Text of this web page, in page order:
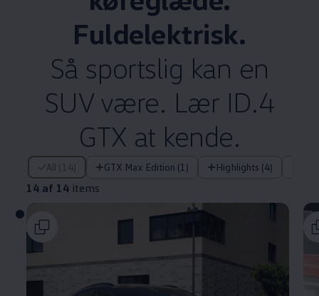
Fuldelektrisk.
Så sportslig kan en
SUV være. Lær ID.4
GTX at kende.
All (14) GTX Max Edition (1) Highlights (4)
14 af 14 items
14 af 14 items